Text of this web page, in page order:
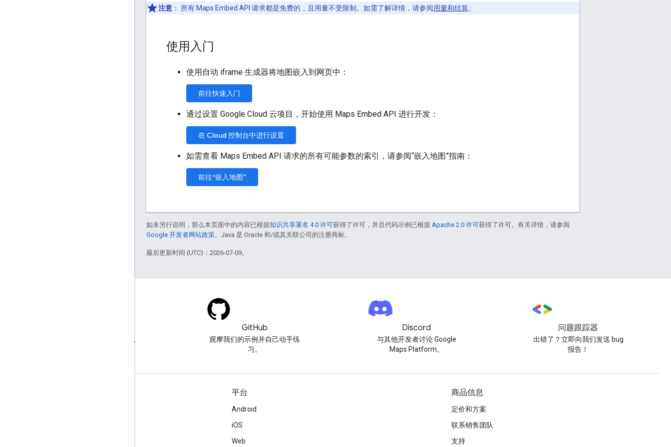
注意 ： 所有 Maps Embed API 请求都是免费的，且用量不受限制。如需了解详情，请参阅用量和结算。
使用入门
使用自动 iframe 生成器将地图嵌入到网页中：
前往快速入门
通过设置 Google Cloud 云项目，开始使用 Maps Embed API 进行开发：
在 Cloud 控制台中进行设置
如需查看 Maps Embed API 请求的所有可能参数的索引，请参阅“嵌入地图”指南：
前往“嵌入地图”
如未另行说明，那么本页面中的内容已根据知识共享署名 4.0 许可获得了许可，并且代码示例已根据 Apache 2.0 许可获得了许可。有关详情，请参阅
Google 开发者网站政策。Java 是 Oracle 和/或其关联公司的注册商标。
最后更新时间 (UTC)：2026-07-09。
在 google-maps 标签下提问。
GitHub
观摩我们的示例并自己动手练
习。
Discord
与其他开发者讨论 Google
Maps Platform。
问题跟踪器
出错了？立即向我们发送 bug
报告！
平台
Android
iOS
Web
商品信息
定价和方案
联系销售团队
支持